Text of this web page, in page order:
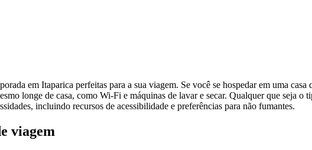
em Itaparica perfeitas para a sua viagem. Se você se hospedar em uma
longe de casa, como Wi-Fi e máquinas de lavar e secar. Qualquer que seja o
incluindo recursos de acessibilidade e preferências para não fumantes.
viagem